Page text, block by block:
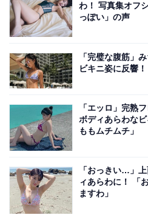
わ！ 写真集オフ
っぽい」の声
「完璧な腹筋」
ビキニ姿に反響
「エッロ」完熟
ボディあらわな
ももムチムチ」
「おっきい…」
ィあらわに！ 「
ますわ」